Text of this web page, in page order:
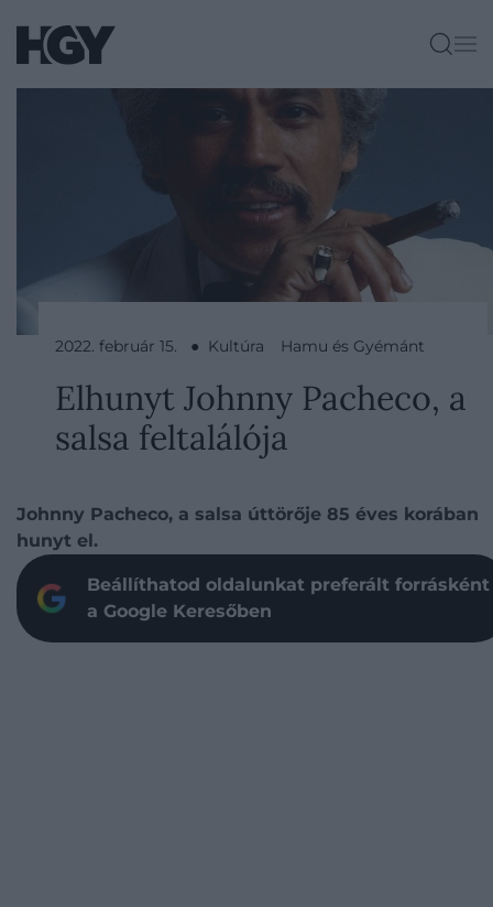
2022. február 15. ● Kultúra Hamu és Gyémánt
Elhunyt Johnny Pacheco, a
salsa feltalálója
Johnny Pacheco, a salsa úttörője 85 éves korában
hunyt el.
Beállíthatod oldalunkat preferált forrásként
a Google Keresőben